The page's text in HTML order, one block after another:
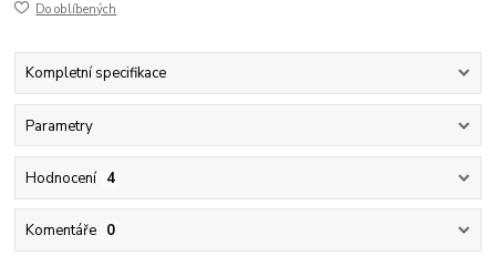
Do oblíbených
Kompletní specifikace
Parametry
Hodnocení 4
Komentáře 0